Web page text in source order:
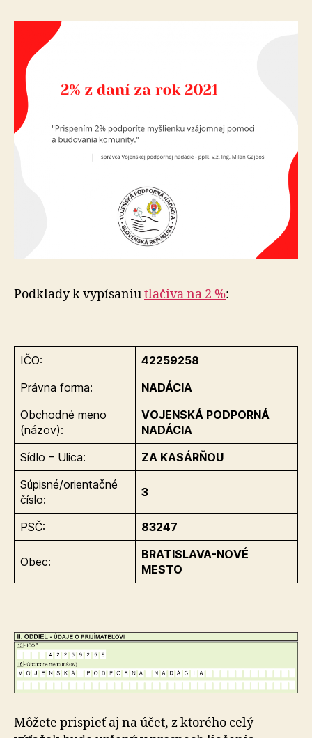
Podklady k vypísaniutlačiva na 2 %:
IČO:
42259258
Právna forma:
NADÁCIA
Obchodné meno
(názov):
VOJENSKÁ PODPORNÁ
NADÁCIA
Sídlo – Ulica:
ZA KASÁRŇOU
Súpisné/orientačné
číslo:
3
PSČ: 83247
Obec:
BRATISLAVA-NOVÉ
MESTO
Môžete prispieť aj na účet, z ktorého celý